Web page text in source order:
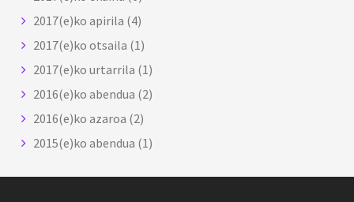
2017(e)ko apirila (4)
2017(e)ko otsaila (1)
2017(e)ko urtarrila (1)
2016(e)ko abendua (2)
2016(e)ko azaroa (2)
2015(e)ko abendua (1)